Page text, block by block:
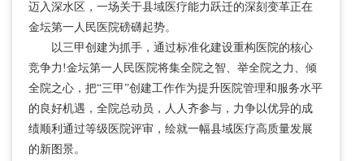
迈入深水区，一场关于县域医疗能力跃迁的深刻变革正在
金坛第一人民医院磅礴起势。
以三甲创建为抓手，通过标准化建设重构医院的核心
竞争力!金坛第一人民医院将集全院之智、举全院之力、倾
全院之心，把“三甲”创建工作作为提升医院管理和服务水平
的良好机遇，全院总动员，人人齐参与，力争以优异的成
绩顺利通过等级医院评审，绘就一幅县域医疗高质量发展
的新图景。